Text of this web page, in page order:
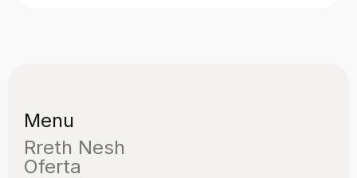
Menu
Rreth Nesh
Oferta